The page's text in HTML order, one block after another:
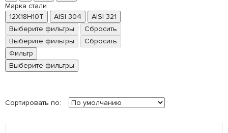
Марка стали
12Х18Н10Т
AISI 304
AISI 321
Выберите фильтры
Сбросить
Выберите фильтры
Сбросить
Фильтр
Выберите фильтры
Сортировать по: